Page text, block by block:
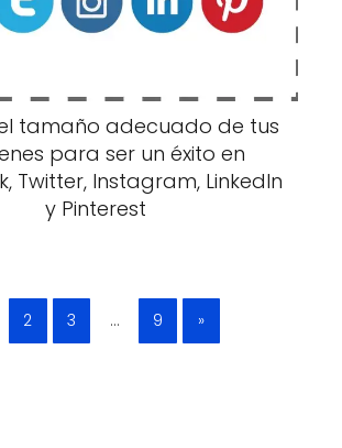
tamaño adecuado de tus
para ser un éxito en
Twitter, Instagram, LinkedIn
y Pinterest
2 3 … 9 »